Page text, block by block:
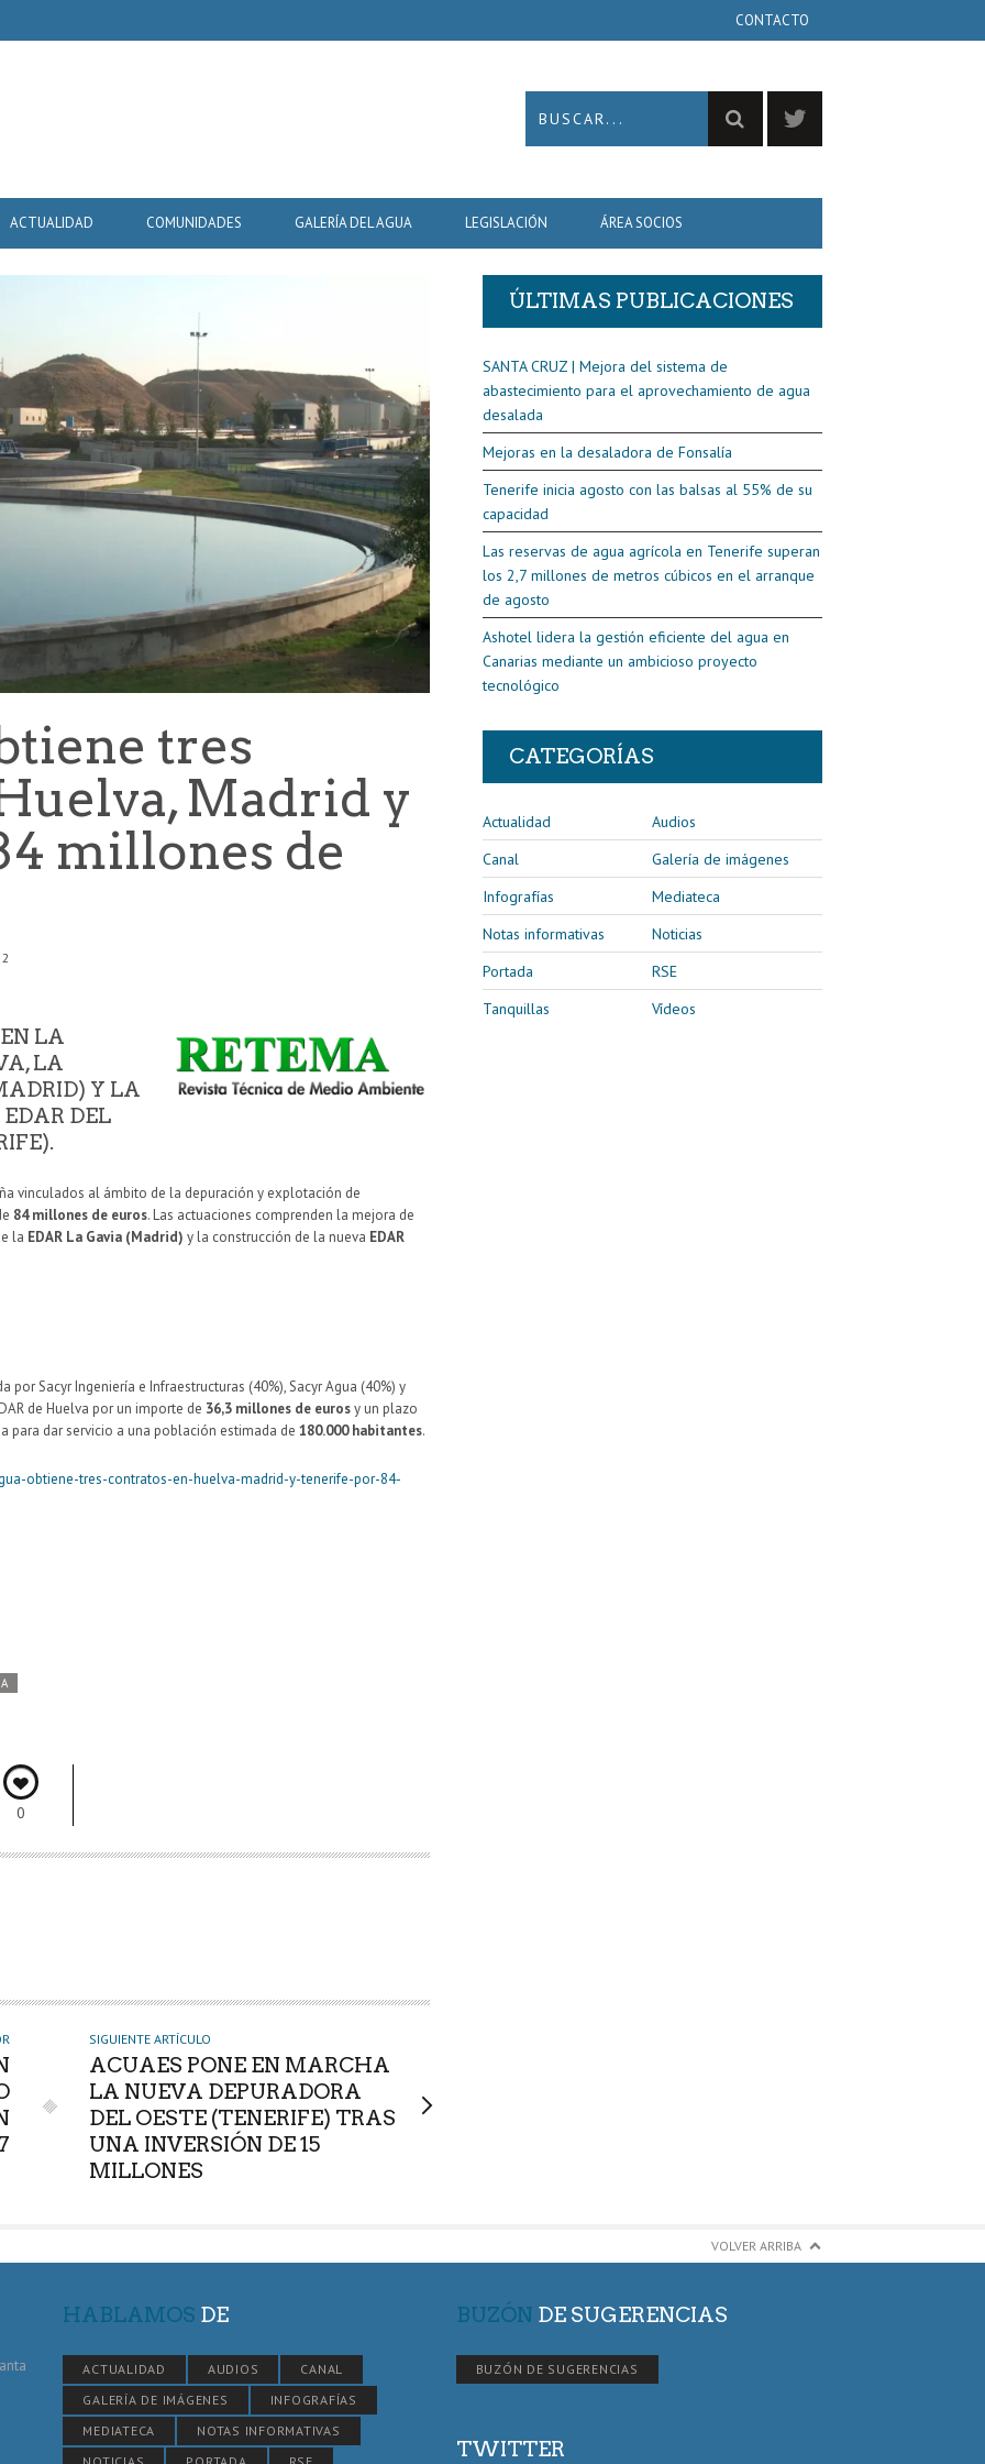
CONTACTO
ACTUALIDAD COMUNIDADES GALERÍA DEL AGUA LEGISLACIÓN ÁREA SOCIOS
tres
Madrid y
millones de
LA
LA
Y LA
DEL
vinculados al ámbito de la depuración y explotación de
84 millones de euros. Las actuaciones comprenden la mejora de
la EDAR La Gavia (Madrid) y la construcción de la nueva EDAR
Sacyr Ingeniería e Infraestructuras (40%), Sacyr Agua (40%) y
de Huelva por un importe de 36,3 millones de eurosy un plazo
para dar servicio a una población estimada de 180.000 habitantes.
obtiene-tres-contratos-en-huelva-madrid-y-tenerife-por-84-
0
SIGUIENTE ARTÍCULO
ACUAES PONE EN MARCHA
LA NUEVA DEPURADORA
DEL OESTE (TENERIFE) TRAS
UNA INVERSIÓN DE 15
MILLONES
ÚLTIMAS PUBLICACIONES
SANTA CRUZ | Mejora del sistema de
abastecimiento para el aprovechamiento de agua
desalada
Mejoras en la desaladora de Fonsalía
Tenerife inicia agosto con las balsas al 55% de su
capacidad
Las reservas de agua agrícola en Tenerife superan
los 2,7 millones de metros cúbicos en el arranque
de agosto
Ashotel lidera la gestión eficiente del agua en
Canarias mediante un ambicioso proyecto
tecnológico
CATEGORÍAS
Actualidad
Audios
Canal
Galería de imágenes
Infografías
Mediateca
Notas informativas
Noticias
Portada
RSE
Tanquillas
Vídeos
VOLVER ARRIBA
HABLAMOS DE
ACTUALIDAD AUDIOS
CANAL
GALERÍA DE IMÁGENES
INFOGRAFÍAS
MEDIATECA
NOTAS INFORMATIVAS
BUZÓN DE SUGERENCIAS
BUZÓN DE SUGERENCIAS
TWITTER